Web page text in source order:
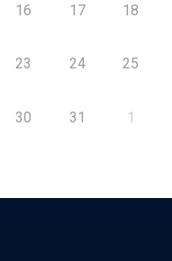
16 17 18
23 24 25
30 31 1